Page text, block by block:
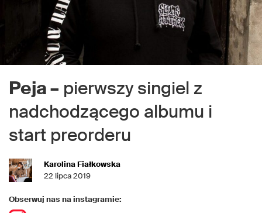
Peja – pierwszy singiel z
nadchodzącego albumu i
start preorderu
Karolina Fiałkowska
22 lipca 2019
Obserwuj nas na instagramie: